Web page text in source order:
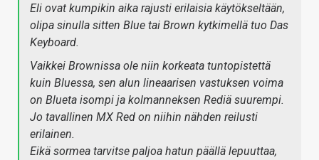
Eli ovat kumpikin aika rajusti erilaisia käytökseltään,
olipa sinulla sitten Blue tai Brown kytkimellä tuo Das
Keyboard.
Vaikkei Brownissa ole niin korkeata tuntopistettä
kuin Bluessa, sen alun lineaarisen vastuksen voima
on Blueta isompi ja kolmanneksen Rediä suurempi.
Jo tavallinen MX Red on niihin nähden reilusti
erilainen.
Eikä sormea tarvitse paljoa hatun päällä lepuuttaa,